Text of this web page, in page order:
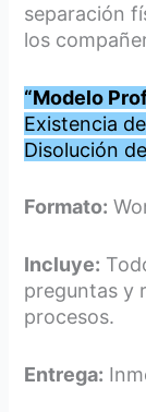
separación
los
“Modelo
Existencia
Disolución
Formato:
Incluye:
preguntas y
procesos.
Entrega: